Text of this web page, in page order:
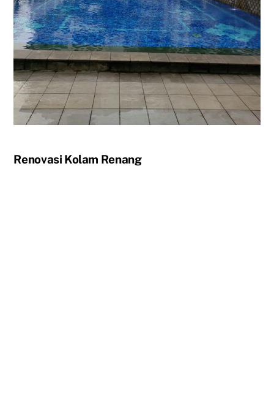
Renovasi Kolam Renang